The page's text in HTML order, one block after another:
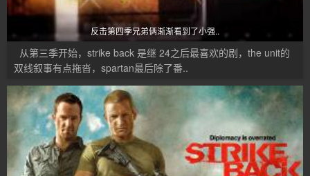
反击第四季兄弟俩渐渐看到了小强..
从第三季开始，strike back 是继 24之后最喜欢的剧，the unit的
双线叙事有点拖沓，spartan最后除了番..